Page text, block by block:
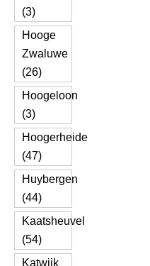
(3)
Hooge
Zwaluwe
(26)
Hoogeloon
(3)
Hoogerheide
(47)
Huybergen
(44)
Kaatsheuvel
(54)
Katwijk